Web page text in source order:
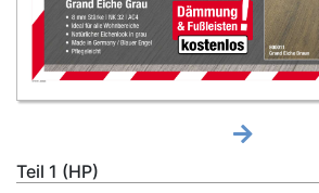
Teil 1 (HP)